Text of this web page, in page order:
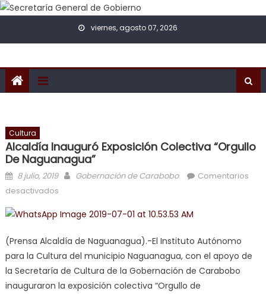
Skip to content
viernes, agosto 07, 2026
Cultura
Alcaldía Inauguró Exposición Colectiva “Orgullo
De Naguanagua”
Posted on
8 julio, 2019 Author
Gobernación de Carabobo
Comentarios
desactivados
(Prensa Alcaldía de Naguanagua).-El Instituto Autónomo
para la Cultura del municipio Naguanagua, con el apoyo de
la Secretaría de Cultura de la Gobernación de Carabobo
inauguraron la exposición colectiva “Orgullo de